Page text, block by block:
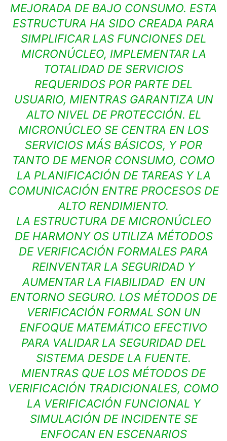
MEJORADA DE BAJO CONSUMO. ESTA
ESTRUCTURA HA SIDO CREADA PARA
SIMPLIFICAR LAS FUNCIONES DEL
MICRONÚCLEO, IMPLEMENTAR LA
TOTALIDAD DE SERVICIOS
REQUERIDOS POR PARTE DEL
USUARIO, MIENTRAS GARANTIZA UN
ALTO NIVEL DE PROTECCIÓN. EL
MICRONÚCLEO SE CENTRA EN LOS
SERVICIOS MÁS BÁSICOS, Y POR
TANTO DE MENOR CONSUMO, COMO
LA PLANIFICACIÓN DE TAREAS Y LA
COMUNICACIÓN ENTRE PROCESOS DE
ALTO RENDIMIENTO.
LA ESTRUCTURA DE MICRONÚCLEO
DE HARMONY OS UTILIZA MÉTODOS
DE VERIFICACIÓN FORMALES PARA
REINVENTAR LA SEGURIDAD Y
AUMENTAR LA FIABILIDAD EN UN
ENTORNO SEGURO. LOS MÉTODOS DE
VERIFICACIÓN FORMAL SON UN
ENFOQUE MATEMÁTICO EFECTIVO
PARA VALIDAR LA SEGURIDAD DEL
SISTEMA DESDE LA FUENTE.
MIENTRAS QUE LOS MÉTODOS DE
VERIFICACIÓN TRADICIONALES, COMO
LA VERIFICACIÓN FUNCIONAL Y
SIMULACIÓN DE INCIDENTE SE
ENFOCAN EN ESCENARIOS